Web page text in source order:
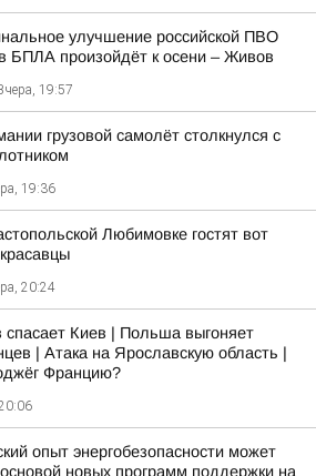
улучшение российской ПВО
БПЛА произойдёт к осени – Живов
19:57
грузовой самолёт столкнулся с
19:36
Любимовке гостят вот
20:24
спасает Киев | Польша выгоняет
| Атака на Ярославскую область |
Францию?
опыт энергобезопасности может
новых программ поддержки на